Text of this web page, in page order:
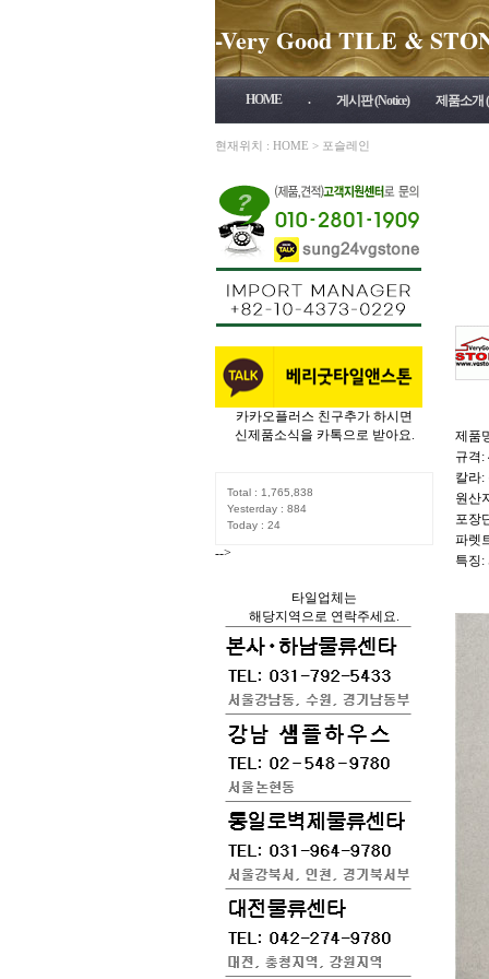
-Very Good TILE &
HOME . 게시판 (Notice) 제품소개
현재위치 : HOME > 포슬레인
카카오플러스 친구추가 하시면
신제품소식을 카톡으로 받아요.
Total : 1,765,838
Yesterday : 884
Today : 24
-->
타일업체는
해당지역으로 연락주세요.
제품
규격:
칼라:
원산
포장
파렛
특징: